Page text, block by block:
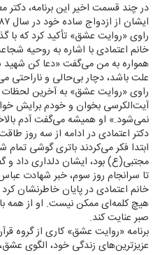
در چند قسمت اخیر این برنامه، دكتر
راوی «روایت عشق» تأكید كرد كه
خانم اعتمادی با اشاره به روحیه
همواره به من می‌گفت «دعا كن شهید
علت باشد، دچار بی‌حالی و ناراحتی
راوی «روایت عشق» به آخرین لحظات
آیت‌الكرسی بخوان و خودم برایش
نمی‌شود.» او همیشه می‌گفت آدم
دكتر اعتمادی در ادامه از سه روز
ابتدا فكر می‌كردند باتری گوشی
مجتبی(ع) بود، ایشان دلداری داد و
تا سرانجام روز سوم، خبر شهادت
خانم اعتمادی در پایان خاطرنشان
هیچ كلمه‌ای ممكن نیست. او از همه
صبر عنایت كند.
برنامه «روایت عشق» كاری از گروه
عزیزترین‌های زندگی خود، الگوی